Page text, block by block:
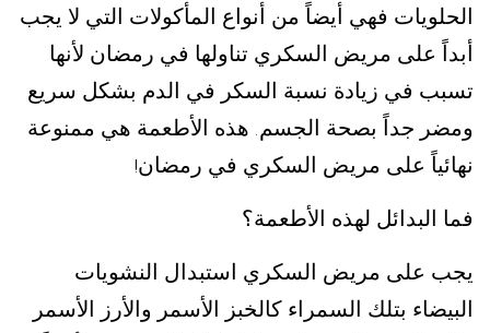
الحلويات فهي أيضاً من أنواع المأكولات التي لا يجب
أبداً على مريض السكري تناولها في رمضان لأنها
تسبب في زيادة نسبة السكر في الدم بشكل سريع
ومضر جداً بصحة الجسم . هذه الأطعمة هي ممنوعة
نهائياً على مريض السكري في رمضان!
فما البدائل لهذه الأطعمة؟
يجب على مريض السكري استبدال النشويات
البيضاء بتلك السمراء كالخبز الأسمر والأرز الأسمر